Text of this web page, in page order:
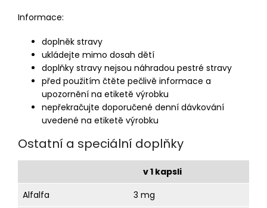
Informace:
doplněk stravy
ukládejte mimo dosah dětí
doplňky stravy nejsou náhradou pestré stravy
před použitím čtěte pečlivě informace a
upozornění na etiketě výrobku
nepřekračujte doporučené denní dávkování
uvedené na etiketě výrobku
Ostatní a speciální doplňky
v 1 kapsli
Alfalfa
3 mg